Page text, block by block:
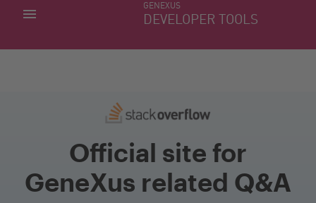
GENEXUS
DEVELOPER TOOLS
MINHAS APLICACÕES
Official site for
GeneXus related Q&A